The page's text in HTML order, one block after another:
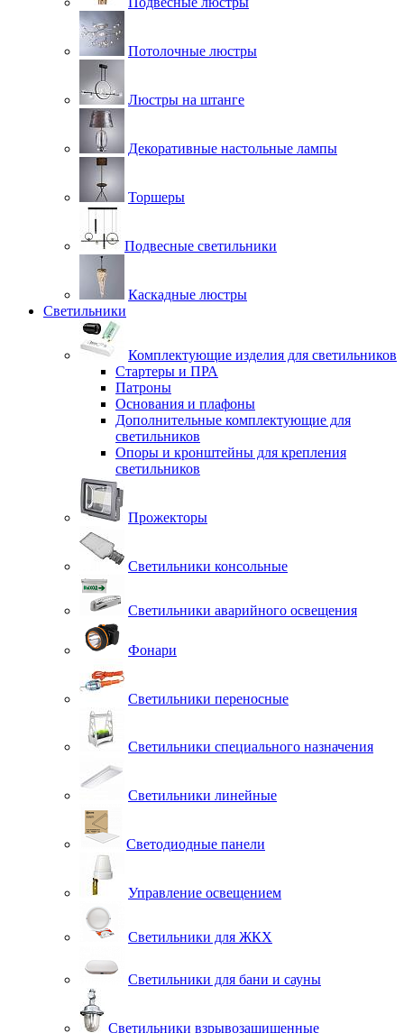
Потолочные люстры
Люстры на штанге
Декоративные настольные лампы
Торшеры
Подвесные светильники
Каскадные люстры
Светильники
Комплектующие изделия для светильников
Стартеры и ПРА
Патроны
Основания и плафоны
Дополнительные комплектующие для
светильников
Опоры и кронштейны для крепления
светильников
Прожекторы
Светильники консольные
Светильники аварийного освещения
Фонари
Светильники переносные
Светильники специального назначения
Светильники линейные
Светодиодные панели
Управление освещением
Светильники для ЖКХ
Светильники для бани и сауны
Светильники взрывозащищенные